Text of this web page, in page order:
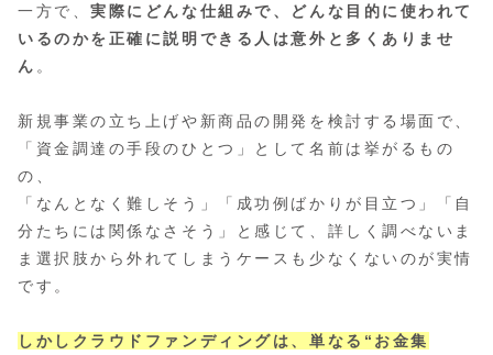
一方で、実際にどんな仕組みで、どんな目的に使われて
いるのかを正確に説明できる人は意外と多くありませ
ん 。
新規事業の立ち上げや新商品の開発を検討する場面で、
「資金調達の手段のひとつ」として名前は挙がるもの
の、
「なんとなく難しそう」「成功例ばかりが目立つ」「自
分たちには関係なさそう」と感じて、詳しく調べないま
ま選択肢から外れてしまうケースも少なくないのが実情
です。
しかしクラウドファンディングは、単なる“お金集